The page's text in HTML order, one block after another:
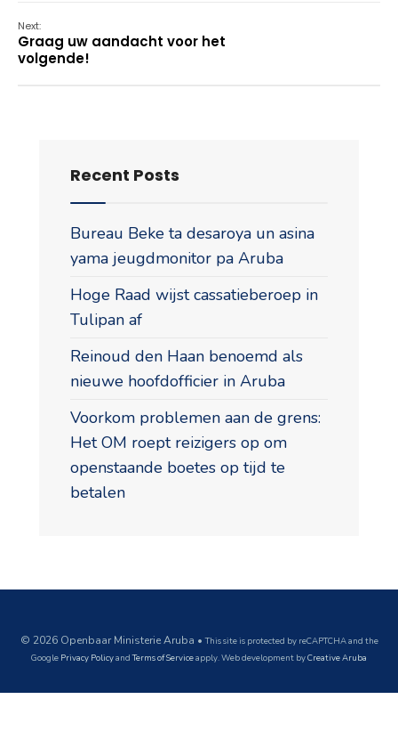
Next:
Graag uw aandacht voor het
volgende!
Recent Posts
Bureau Beke ta desaroya un asina
yama jeugdmonitor pa Aruba
Hoge Raad wijst cassatieberoep in
Tulipan af
Reinoud den Haan benoemd als
nieuwe hoofdofficier in Aruba
Voorkom problemen aan de grens:
Het OM roept reizigers op om
openstaande boetes op tijd te
betalen
© 2026 Openbaar Ministerie Aruba •This site is protected by reCAPTCHA and the
Google Privacy PolicyandTerms of Serviceapply.Web development byCreative Aruba